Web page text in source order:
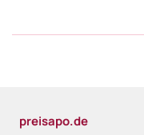
preisapo.de